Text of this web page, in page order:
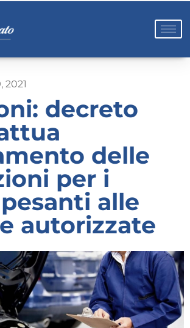
2021
decreto
delle
per i
alle
autorizzate